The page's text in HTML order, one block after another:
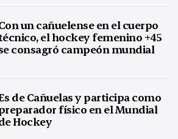
un cañuelense en el cuerpo
el hockey femenino +45
consagró campeón mundial
de Cañuelas y participa como
físico en el Mundial
Hockey